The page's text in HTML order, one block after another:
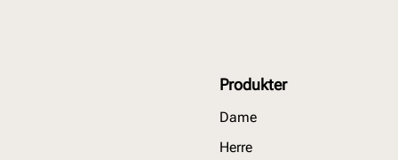
Produkter
Dame
Herre